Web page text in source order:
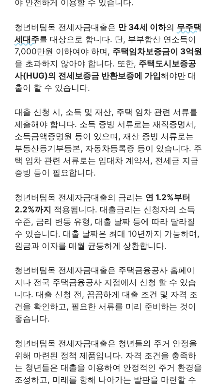
야 안전하게 이용할 수 있습니다.
청년버팀목 전세자금대출은 만 34세 이하의 무주택
세대주를 대상으로 합니다. 단, 부부합산 연소득이
7,000만원 이하여야 하며, 주택임차보증금이 3억원
을 초과하지 않아야 합니다. 또한, 주택도시보증공
사(HUG)의 전세보증금 반환보증에 가입해야만 대
출이 할 수 있습니다.
대출 신청 시, 소득 및 재산, 주택 임차 관련 서류를
제출해야 합니다. 소득 증빙 서류로는 재직증명서,
소득금액증명원 등이 있으며, 재산 증빙 서류로는
부동산등기부등본, 자동차등록증 등이 있습니다. 주
택 임차 관련 서류로는 임대차 계약서, 전세금 지급
증빙 등이 필요합니다.
청년버팀목 전세자금대출의 금리는 연 1.2%부터
2.2%까지 적용됩니다. 대출금리는 신청자의 소득
수준, 금리 변동 유형, 대출 날짜 등에 따라 달라질
수 있습니다. 대출 날짜은 최대 10년까지 가능하며,
원금과 이자를 매월 균등하게 상환합니다.
청년버팀목 전세자금대출은 주택금융공사 홈페이
지나 전국 주택금융공사 지점에서 신청 할 수 있습
니다. 대출 신청 전, 꼼꼼하게 대출 조건 및 자격 조
건을 확인하고, 필요한 서류를 미리 준비하는 것이
좋습니다.
청년버팀목 전세자금대출은 청년들의 주거 안정을
위해 마련된 정책 제품입니다. 자격 조건을 충족하
는 청년들은 대출을 이용하여 안정적인 주거 환경을
조성하고, 미래를 향해 나아가는 발판을 마련할 수